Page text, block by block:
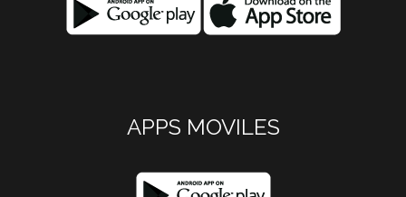
APPS MOVILES